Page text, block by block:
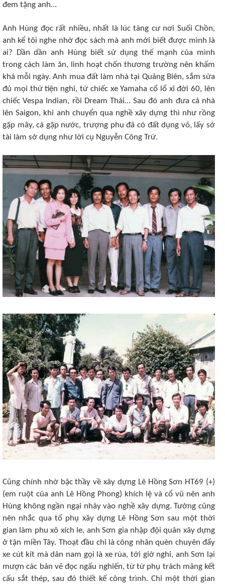
đem tặng anh…
Anh Hùng đọc rất nhiều, nhất là lúc tàng cư nơi Suối Chồn,
anh kể tôi nghe nhờ đọc sách mà anh mới biết được mình là
ai? Dần dần anh Hùng biết sử dụng thế mạnh của mình
trong cách làm ăn, linh hoạt chốn thương trường nên khấm
khá mỗi ngày. Anh mua đất làm nhà tại Quảng Biên, sắm sửa
đủ mọi thứ tiện nghi, từ chiếc xe Yamaha cổ lổ xỉ đời 60, lên
chiếc Vespa Indian, rồi Dream Thái… Sau đó anh đưa cả nhà
lên Saigon, khi anh chuyển qua nghề xây dựng thì như rồng
gặp mây, cá gặp nước, trượng phu đã có đất dụng võ, lấy sở
tài làm sở dụng như lời cụ Nguyễn Công Trứ.
Cũng chính nhờ bậc thầy về xây dựng Lê Hồng Sơn HT69 (+)
(em ruột của anh Lê Hồng Phong) khích lệ và cổ vũ nên anh
Hùng không ngần ngại nhảy vào nghề xây dựng. Tưởng cũng
nên nhắc qua tổ phụ xây dựng Lê Hồng Sơn sau một thời
gian làm phu xô xích le, anh Sơn gia nhập đội quân xây dựng
ở tận miền Tây. Thoạt đầu chỉ là công nhân quèn chuyên đẩy
xe cút kít mà dân nam gọi là xe rùa, tới giờ nghỉ, anh Sơn lại
mượn các bản vẽ đọc ngấu nghiến, từ từ phụ trách mảng kết
cấu sắt thép, sau đó thiết kế công trình. Chỉ một thời gian